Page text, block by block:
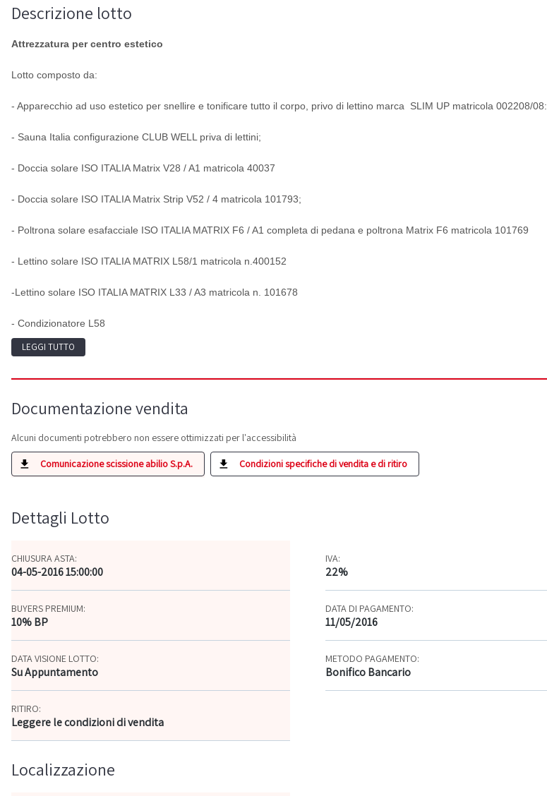
Descrizione lotto
Attrezzatura per centro estetico
Lotto composto da:
- Apparecchio ad uso estetico per snellire e tonificare tutto il corpo, privo di lettino marca SLIM UP matricola 002208/08:
- Sauna Italia configurazione CLUB WELL priva di lettini;
- Doccia solare ISO ITALIA Matrix V28 / A1 matricola 40037
- Doccia solare ISO ITALIA Matrix Strip V52 / 4 matricola 101793;
- Poltrona solare esafacciale ISO ITALIA MATRIX F6 / A1 completa di pedana e poltrona Matrix F6 matricola 101769
- Lettino solare ISO ITALIA MATRIX L58/1 matricola n.400152
-Lettino solare ISO ITALIA MATRIX L33 / A3 matricola n. 101678
- Condizionatore L58
LEGGI TUTTO
Documentazione vendita
Alcuni documenti potrebbero non essere ottimizzati per l'accessibilità
Comunicazione scissione abilio S.p.A. Condizioni specifiche di vendita e di ritiro
Dettagli Lotto
CHIUSURA ASTA:
04-05-2016 15:00:00
IVA:
22%
BUYERS PREMIUM:
10% BP
DATA DI PAGAMENTO:
11/05/2016
DATA VISIONE LOTTO:
Su Appuntamento
METODO PAGAMENTO:
Bonifico Bancario
RITIRO:
Leggere le condizioni di vendita
Localizzazione